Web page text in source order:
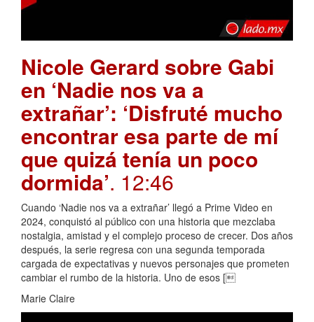
Nicole Gerard sobre Gabi
en ‘Nadie nos va a
extrañar’: ‘Disfruté mucho
encontrar esa parte de mí
que quizá tenía un poco
dormida’. 12:46
Cuando ‘Nadie nos va a extrañar’ llegó a Prime Video en
2024, conquistó al público con una historia que mezclaba
nostalgia, amistad y el complejo proceso de crecer. Dos años
después, la serie regresa con una segunda temporada
cargada de expectativas y nuevos personajes que prometen
cambiar el rumbo de la historia. Uno de esos [
Marie Claire